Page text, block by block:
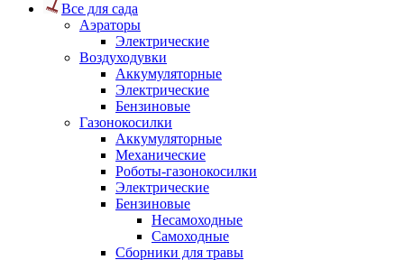
Все для сада
Аэраторы
Электрические
Воздуходувки
Аккумуляторные
Электрические
Бензиновые
Газонокосилки
Аккумуляторные
Механические
Роботы-газонокосилки
Электрические
Бензиновые
Несамоходные
Самоходные
Сборники для травы